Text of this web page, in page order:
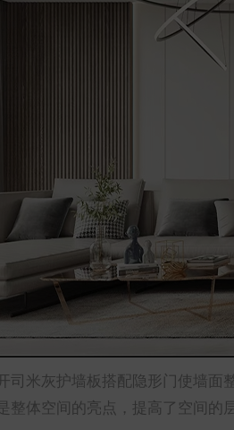
司米灰护墙板搭配隐形门使墙
整体空间的亮点，提高了空间的